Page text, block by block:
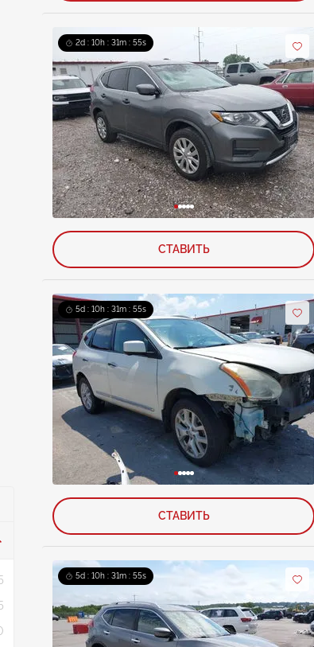
2d : 10h : 31m : 54s
СТАВИТЬ
5d : 10h : 31m : 54s
СТАВИТЬ
5d : 10h : 31m : 54s